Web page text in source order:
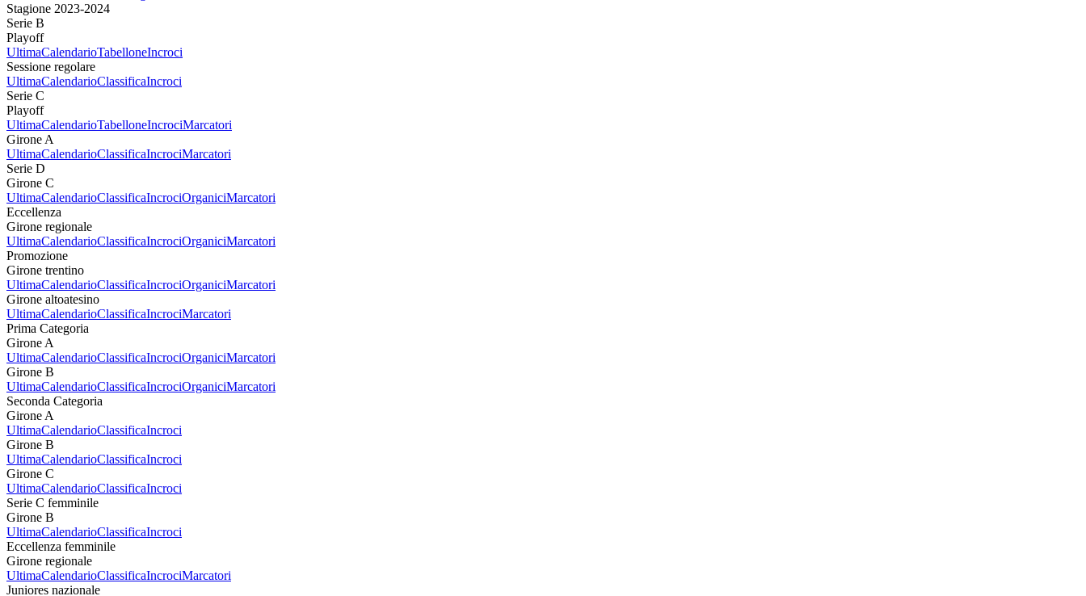
Stagione 2023-2024
Serie B
Playoff
UltimaCalendarioTabelloneIncroci
Sessione regolare
UltimaCalendarioClassificaIncroci
Serie C
Playoff
UltimaCalendarioTabelloneIncrociMarcatori
Girone A
UltimaCalendarioClassificaIncrociMarcatori
Serie D
Girone C
UltimaCalendarioClassificaIncrociOrganiciMarcatori
Eccellenza
Girone regionale
UltimaCalendarioClassificaIncrociOrganiciMarcatori
Promozione
Girone trentino
UltimaCalendarioClassificaIncrociOrganiciMarcatori
Girone altoatesino
UltimaCalendarioClassificaIncrociMarcatori
Prima Categoria
Girone A
UltimaCalendarioClassificaIncrociOrganiciMarcatori
Girone B
UltimaCalendarioClassificaIncrociOrganiciMarcatori
Seconda Categoria
Girone A
UltimaCalendarioClassificaIncroci
Girone B
UltimaCalendarioClassificaIncroci
Girone C
UltimaCalendarioClassificaIncroci
Serie C femminile
Girone B
UltimaCalendarioClassificaIncroci
Eccellenza femminile
Girone regionale
UltimaCalendarioClassificaIncrociMarcatori
Juniores nazionale